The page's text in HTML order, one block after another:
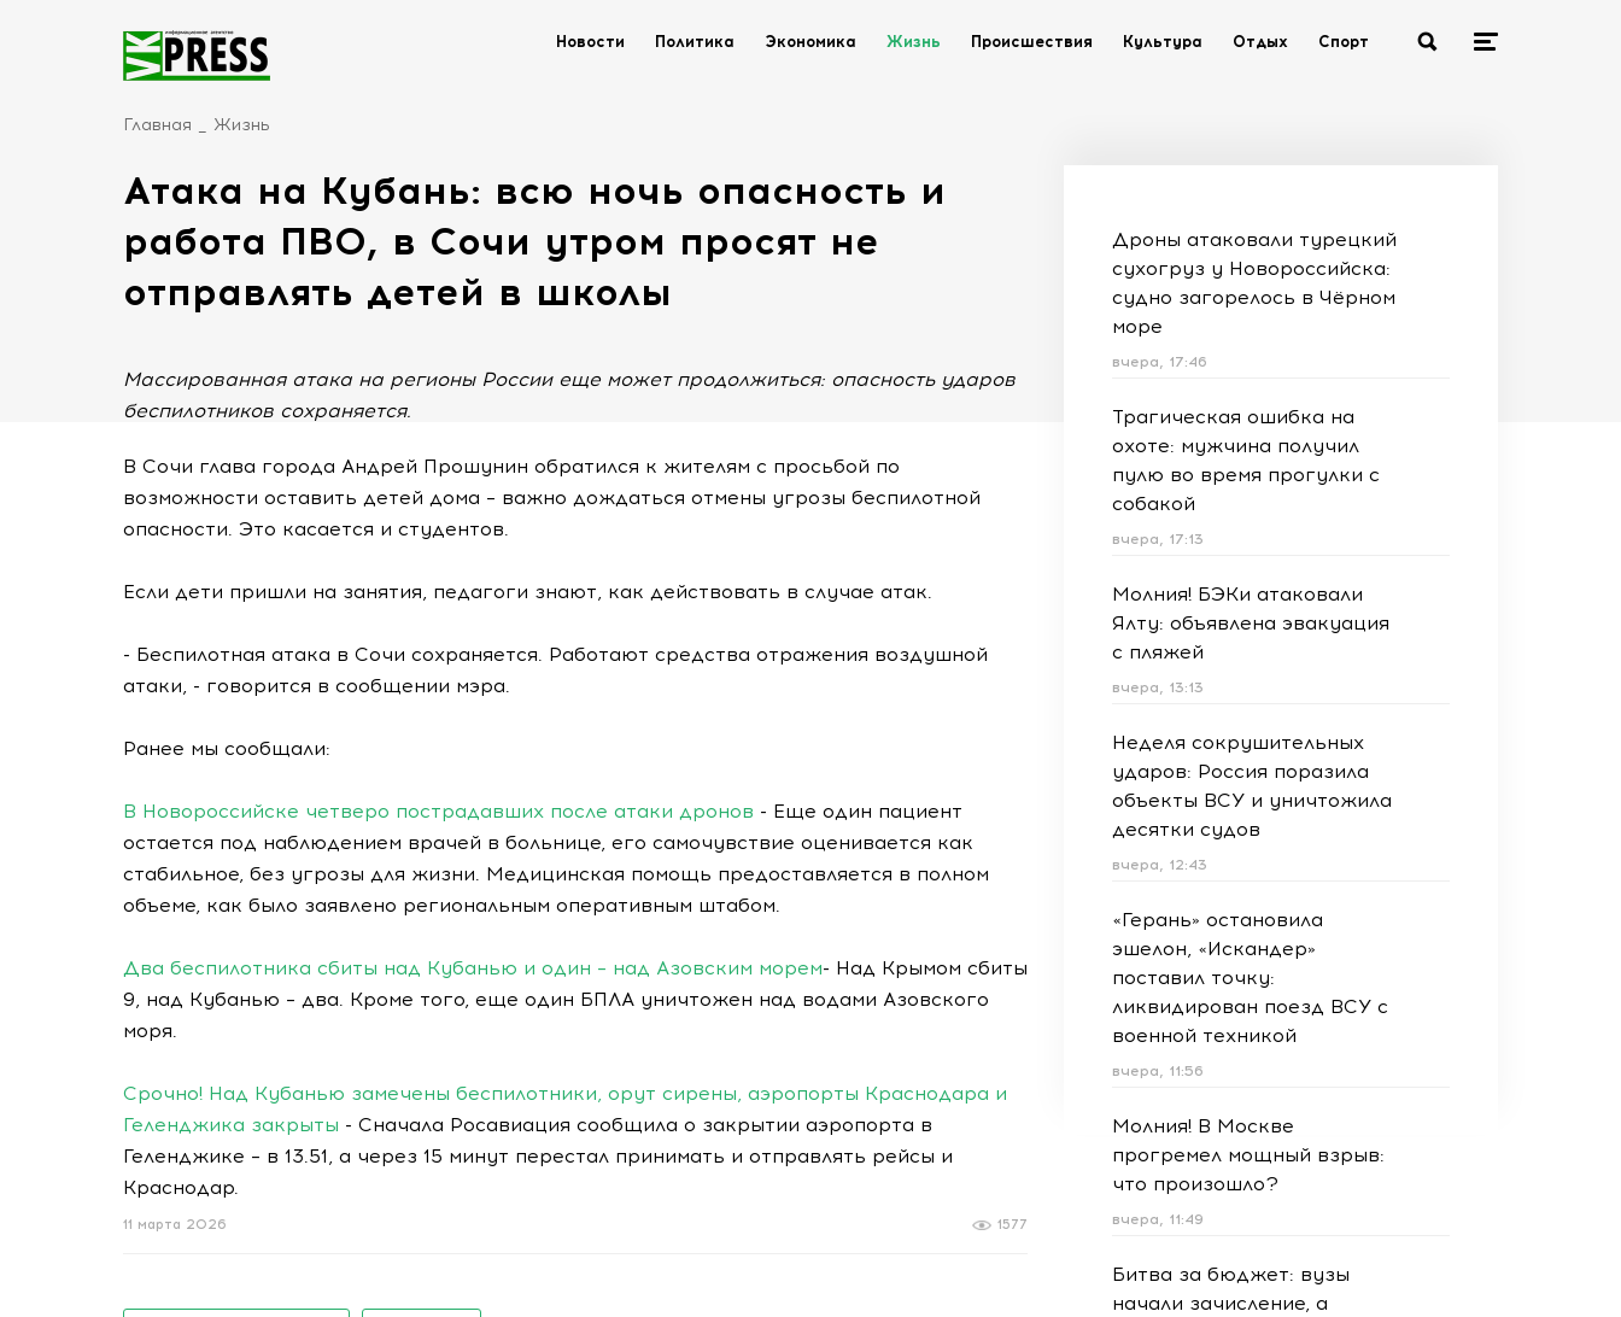
Новости Политика Экономика Жизнь Происшествия Культура Отдых Спорт
Главная Жизнь
Атака на Кубань: всю ночь опасность и
работа ПВО, в Сочи утром просят не
отправлять детей в школы
Массированная атака на регионы России еще может продолжиться: опасность ударов
беспилотников сохраняется.
В Сочи глава города Андрей Прошунин обратился к жителям с просьбой по
возможности оставить детей дома – важно дождаться отмены угрозы беспилотной
опасности. Это касается и студентов.
Если дети пришли на занятия, педагоги знают, как действовать в случае атак.
- Беспилотная атака в Сочи сохраняется. Работают средства отражения воздушной
атаки, - говорится в сообщении мэра.
Ранее мы сообщали:
В Новороссийске четверо пострадавших после атаки дронов - Еще один пациент
остается под наблюдением врачей в больнице, его самочувствие оценивается как
стабильное, без угрозы для жизни. Медицинская помощь предоставляется в полном
объеме, как было заявлено региональным оперативным штабом.
Два беспилотника сбиты над Кубанью и один – над Азовским морем- Над Крымом сбиты
9, над Кубанью – два. Кроме того, еще один БПЛА уничтожен над водами Азовского
моря.
Срочно! Над Кубанью замечены беспилотники, орут сирены, аэропорты Краснодара и
Геленджика закрыты - Сначала Росавиация сообщила о закрытии аэропорта в
Геленджике – в 13.51, а через 15 минут перестал принимать и отправлять рейсы и
Краснодар.
1577
11 марта 2026
Дроны атаковали турецкий
сухогруз у Новороссийска:
судно загорелось в Чёрном
море
вчера, 17:46
Трагическая ошибка на
охоте: мужчина получил
пулю во время прогулки с
собакой
вчера, 17:13
Молния! БЭКи атаковали
Ялту: объявлена эвакуация
с пляжей
вчера, 13:13
Неделя сокрушительных
ударов: Россия поразила
объекты ВСУ и уничтожила
десятки судов
вчера, 12:43
«Герань» остановила
эшелон, «Искандер»
поставил точку:
ликвидирован поезд ВСУ с
военной техникой
вчера, 11:56
Молния! В Москве
прогремел мощный взрыв:
что произошло?
вчера, 11:49
Битва за бюджет: вузы
начали зачисление, а